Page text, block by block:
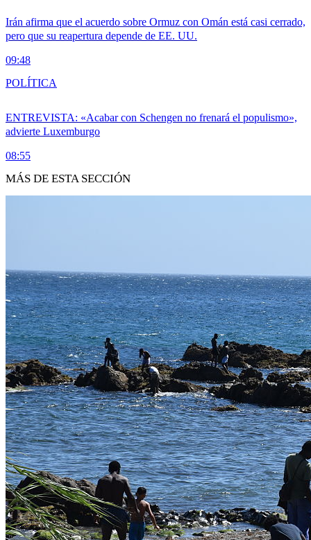
Irán afirma que el acuerdo sobre Ormuz con Omán está casi cerrado,
pero que su reapertura depende de EE. UU.
09:48
ENTREVISTA: «Acabar con Schengen no frenará el populismo»,
advierte Luxemburgo
08:55
POLÍTICA
MÁS DE ESTA SECCIÓN